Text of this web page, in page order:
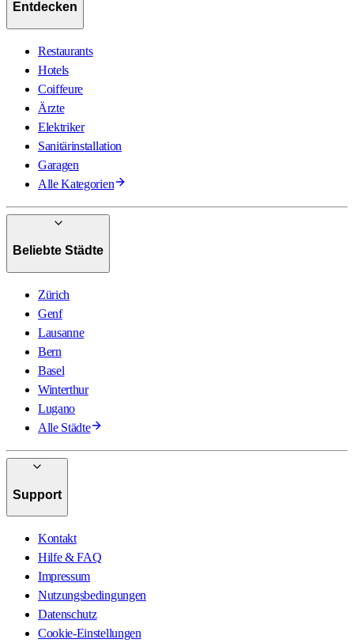
Entdecken
Restaurants
Hotels
Coiffeure
Ärzte
Elektriker
Sanitärinstallation
Garagen
Alle Kategorien
Beliebte Städte
Zürich
Genf
Lausanne
Bern
Basel
Winterthur
Lugano
Alle Städte
Support
Kontakt
Hilfe & FAQ
Impressum
Nutzungsbedingungen
Datenschutz
Cookie-Einstellungen